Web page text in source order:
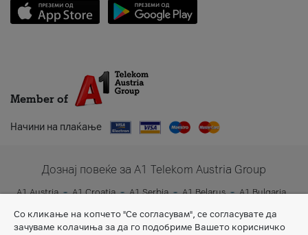
Member of
Начини на плаќање
Дознај повеќе за A1 Telekom Austria Group
A1 Austria A1 Croatia A1 Serbia A1 Belarus
A1 Bulgaria
A1 Slovenia
A1 Digital
Со кликање на копчето "Се согласувам", се согласувате да
зачуваме колачиња за да го подобриме Вашето корисничко